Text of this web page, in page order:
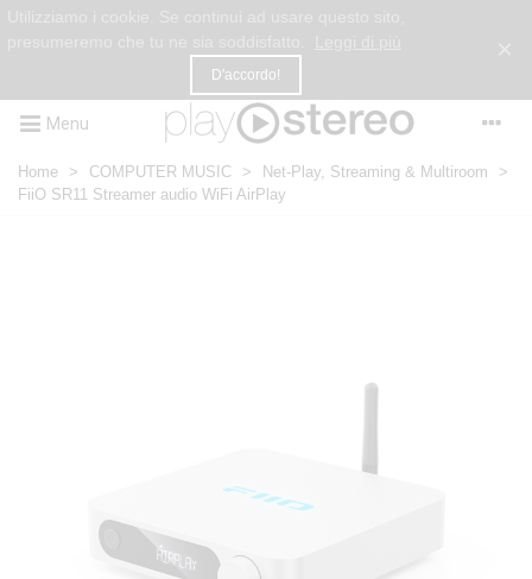
D'accordo!
Menu
Home > COMPUTER MUSIC > Net-Play, Streaming & Multiroom
>
FiiO SR11 Streamer audio WiFi AirPlay